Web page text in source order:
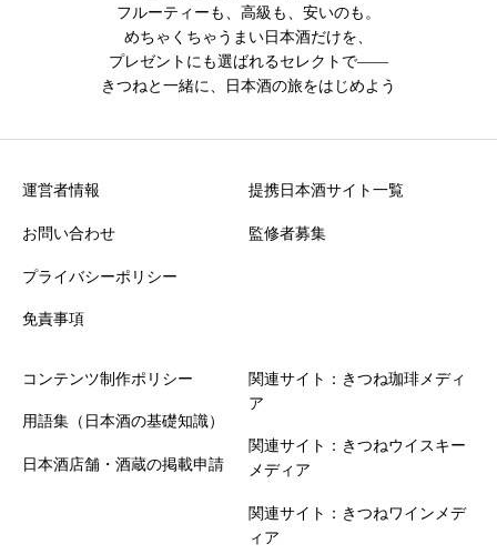
フルーティーも、高級も、安いのも。
めちゃくちゃうまい日本酒だけを、
プレゼントにも選ばれるセレクトで――
きつねと一緒に、日本酒の旅をはじめよう
運営者情報
お問い合わせ
プライバシーポリシー
免責事項
提携日本酒サイト一覧
監修者募集
コンテンツ制作ポリシー
用語集（日本酒の基礎知識）
日本酒店舗・酒蔵の掲載申請
関連サイト：きつね珈琲メディ
ア
関連サイト：きつねウイスキー
メディア
関連サイト：きつねワインメデ
ィア